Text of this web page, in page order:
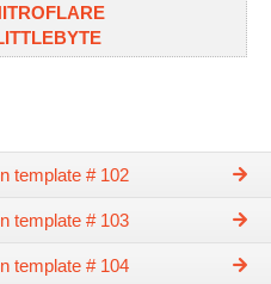
template # 102
template # 103
template # 104